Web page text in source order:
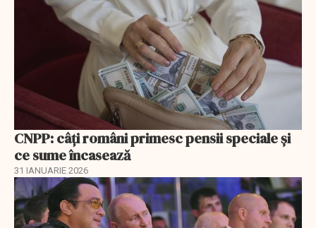
CNPP: câți români primesc pensii speciale și
ce sume încasează
31 IANUARIE 2026